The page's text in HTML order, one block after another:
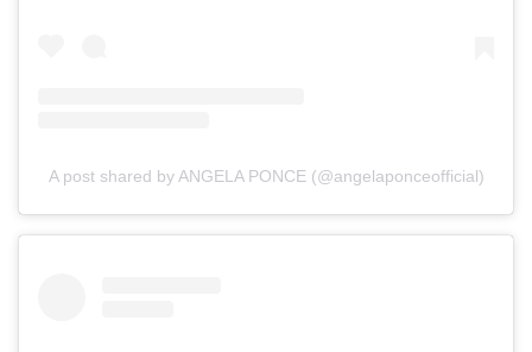
A post shared by ANGELA PONCE (@angelaponceofficial)